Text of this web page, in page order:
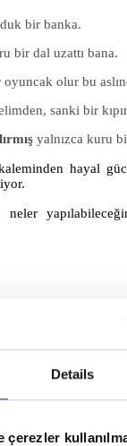
Details
çerezler
bir banka.
bir dal uzattı bana.
olur bu
sanki bir
yalnızca kuru
hayal